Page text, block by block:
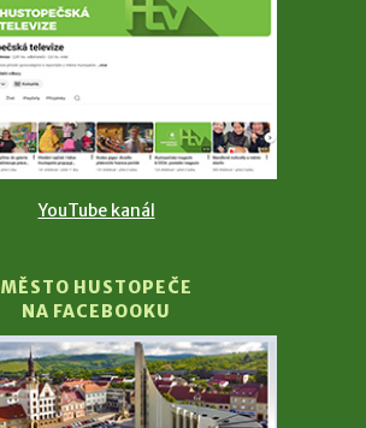
YouTube kanál
MĚSTO HUSTOPEČE
NA FACEBOOKU